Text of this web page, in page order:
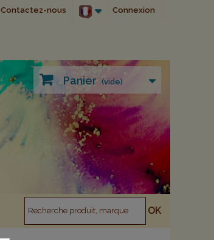
Connexion
Contactez-nous
Panier (vide)